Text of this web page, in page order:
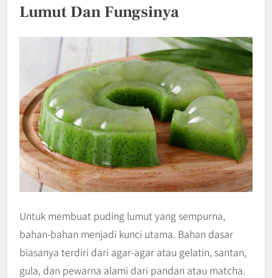
Lumut Dan Fungsinya
Untuk membuat puding lumut yang sempurna,
bahan-bahan menjadi kunci utama. Bahan dasar
biasanya terdiri dari agar-agar atau gelatin, santan,
gula, dan pewarna alami dari pandan atau matcha.